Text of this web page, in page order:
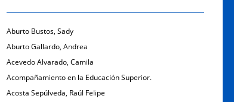
Aburto Bustos, Sady
Aburto Gallardo, Andrea
Acevedo Alvarado, Camila
Acompañamiento en la Educación Superior.
Acosta Sepúlveda, Raúl Felipe